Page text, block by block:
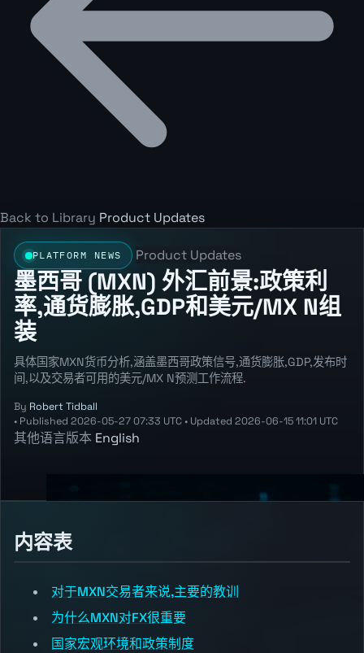
Back to Library Product Updates
PLATFORM NEWS Product Updates
墨西哥 (MXN) 外汇前景:政策利
率,通货膨胀,GDP和美元/MX N组
装
具体国家MXN货币分析,涵盖墨西哥政策信号,通货膨胀,GDP,发布时
间,以及交易者可用的美元/MX N预测工作流程.
By Robert Tidball
• Published 2026-05-27 07:33 UTC • Updated 2026-06-15 11:01 UTC
其他语言版本 English
内容表
对于MXN交易者来说,主要的教训
为什么MXN对FX很重要
国家宏观环境和政策制度